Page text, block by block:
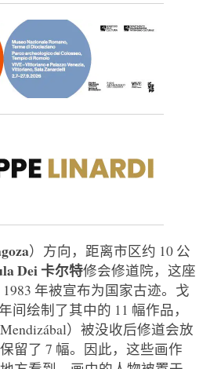
）方向，距离市区约 10 公
Dei 卡尔特修会修道院，这座
年被宣布为国家古迹。戈
间绘制了其中的 11 幅作品，
）被没收后修道会放
留了 7 幅。因此，这些画作